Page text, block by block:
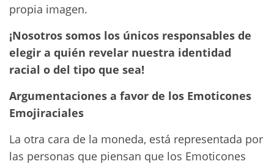
propia imagen.
¡Nosotros somos los únicos responsables de
elegir a quién revelar nuestra identidad
racial o del tipo que sea!
Argumentaciones a favor de los Emoticones
Emojiraciales
La otra cara de la moneda, está representada por
las personas que piensan que los Emoticones